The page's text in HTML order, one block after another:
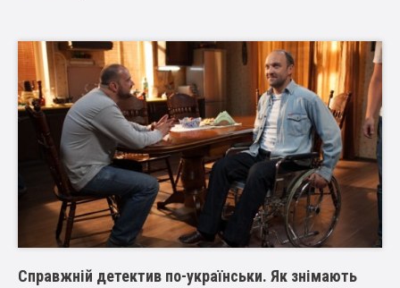
Справжній детектив по-українськи. Як знімають